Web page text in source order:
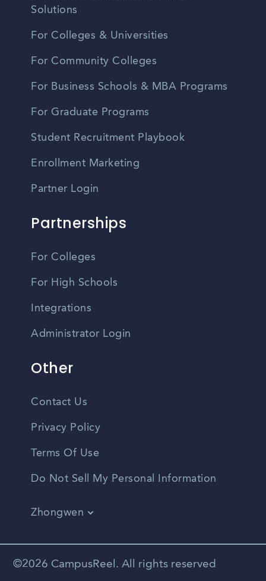
Solutions
For Colleges & Universities
For Community Colleges
For Business Schools & MBA Programs
For Graduate Programs
Student Recruitment Playbook
Enrollment Marketing
Partner Login
Partnerships
For Colleges
For High Schools
Integrations
Administrator Login
Other
Contact Us
Privacy Policy
Terms Of Use
Do Not Sell My Personal Information
Zhongwen
English
Vietnamese
©2026 CampusReel. All rights reserved